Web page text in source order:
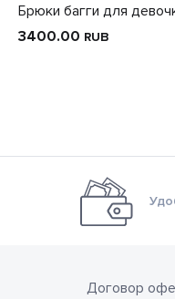
Брюки багги для
3400.00 RUB
Договор